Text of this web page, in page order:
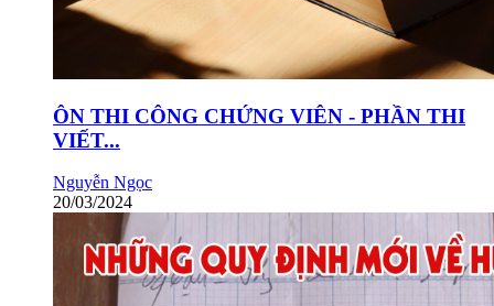
ÔN THI CÔNG CHỨNG VIÊN - PHẦN THI
VIẾT...
Nguyễn Ngọc
20/03/2024